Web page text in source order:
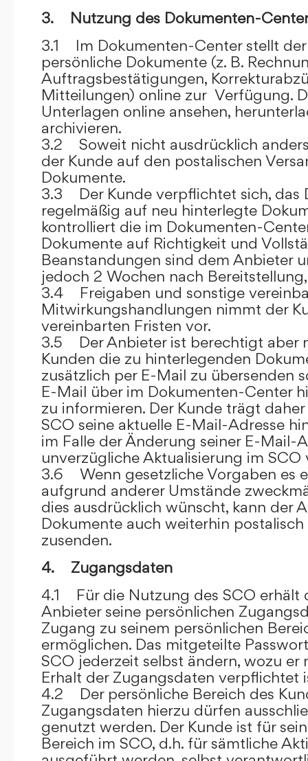
3. Nutzung des Dokumenten-
3.1 Im Dokumenten-Center stellt
persönliche Dokumente (z. B.
Auftragsbestätigungen,
Mitteilungen) online zur Verfügung.
Unterlagen online ansehen,
archivieren.
3.2 Soweit nicht ausdrücklich
der Kunde auf den postalischen
Dokumente.
3.3 Der Kunde verpflichtet sich, das
regelmäßig auf neu hinterlegte
kontrolliert die im Dokumenten-
Dokumente auf Richtigkeit und
Beanstandungen sind dem Anbieter
jedoch 2 Wochen nach
3.4 Freigaben und sonstige
Mitwirkungshandlungen nimmt der
vereinbarten Fristen vor.
3.5 Der Anbieter ist berechtigt aber
Kunden die zu hinterlegenden
zusätzlich per E-Mail zu übersenden
E-Mail über im Dokumenten-Center
zu informieren. Der Kunde trägt
SCO seine aktuelle E-Mail-Adresse
im Falle der Änderung seiner E-Mail-
unverzügliche Aktualisierung im SCO
3.6 Wenn gesetzliche Vorgaben es
aufgrund anderer Umstände
dies ausdrücklich wünscht, kann der
Dokumente auch weiterhin
zusenden.
4. Zugangsdaten
4.1 Für die Nutzung des SCO erhält
Anbieter seine persönlichen
Zugang zu seinem persönlichen
ermöglichen. Das mitgeteilte
SCO jederzeit selbst ändern, wozu er
Erhalt der Zugangsdaten verpflichtet
4.2 Der persönliche Bereich des
Zugangsdaten hierzu dürfen
genutzt werden. Der Kunde ist für
Bereich im SCO, d.h. für sämtliche